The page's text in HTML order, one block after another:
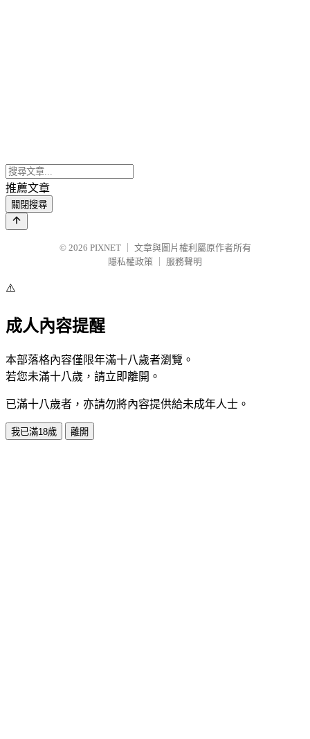
推薦文章
關閉搜尋
© 2026 PIXNET
文章與圖片權利屬原作者所有
隱私權政策
服務聲明
⚠️
成人內容提醒
本部落格內容僅限年滿十八歲者瀏覽。
若您未滿十八歲，請立即離開。
已滿十八歲者，亦請勿將內容提供給未成年人士。
我已滿18歲 離開